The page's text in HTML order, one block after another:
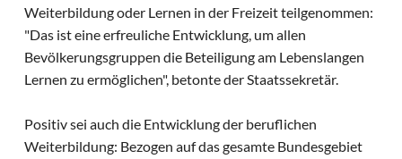
Weiterbildung oder Lernen in der Freizeit teilgenommen:
"Das ist eine erfreuliche Entwicklung, um allen
Bevölkerungsgruppen die Beteiligung am Lebenslangen
Lernen zu ermöglichen", betonte der Staatssekretär.
Positiv sei auch die Entwicklung der beruflichen
Weiterbildung: Bezogen auf das gesamte Bundesgebiet